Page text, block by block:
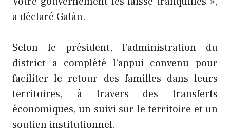
a déclaré Galán.
Selon le président, l’administration du
district a complété l’appui convenu pour
faciliter le retour des familles dans leurs
territoires, à travers des transferts
économiques, un suivi sur le territoire et un
soutien institutionnel.